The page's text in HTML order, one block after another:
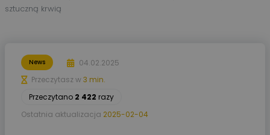
sztuczną krwią
News
04.02.2025
Przeczytasz w 3 min.
Przeczytano 2 422 razy
Ostatnia aktualizacja 2025-02-04